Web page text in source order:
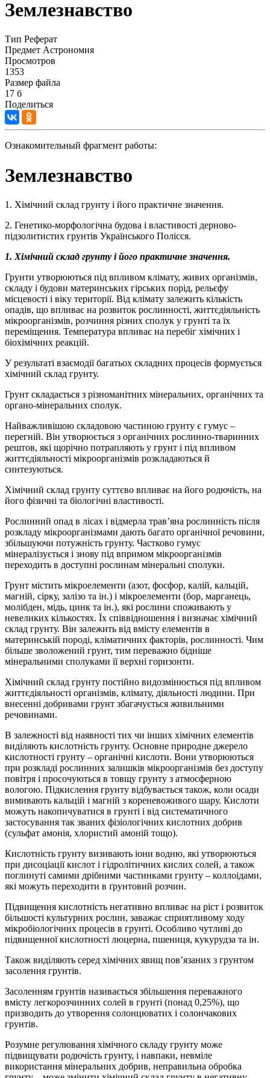
Землезнавство
Тип Реферат
Предмет Астрономия
Просмотров
1353
Размер файла
17 б
Поделиться
Ознакомительный фрагмент работы:
Землезнавство
1. Хімічний склад грунту і його практичне значення.
2. Генетико-морфологічна будова і властивості дерново-
підзолитистих грунтів Українського Полісся.
1. Хімічний склад грунту і його практичне значення.
Грунти утворюються під впливом клімату, живих організмів,
складу і будови материнських гірських порід, рельєфу
місцевості і віку території. Від клімату залежить кількість
опадів, що впливає на розвиток рослинності, життєдіяльність
мікроорганізмів, розчиння різних сполук у грунті та їх
переміщення. Температура впливає на перебіг хімічних і
біохімічних реакцій.
У результаті взаємодії багатьох складних процесів формується
хімічний склад грунту.
Грунт складається з різноманітних мінеральних, органічних та
органо-мінеральних сполук.
Найважливішою складовою частиною грунту є гумус –
перегній. Він утворюється з органічних рослинно-тваринних
рештов, які щорічно потрапляють у грунт і під впливом
життєдіяльності мікроорганізмів розкладаються й
синтезуються.
Хімічний склад грунту суттєво впливає на його родючість, на
його фізичні та біологічні властивості.
Рослинний опад в лісах і відмерла трав’яна рослинність після
розкладу мікроорганізмами дають багато органічної речовини,
збільшуючи потужність грунту. Частково гумус
мінералізується і знову під впримом мікроорганізмів
переходить в доступні рослинам мінеральні сполуки.
Грунт містить мікроелементи (азот, фосфор, калій, кальцій,
магній, сірку, залізо та ін.) і мікроелементи (бор, марганець,
молібден, мідь, цинк та ін.), які рослини споживають у
невеликих кількостях. Їх співвідношення і визначає хімічний
склад грунту. Він залежить від вмісту елементів в
материнській породі, кліматичних факторів, рослинності. Чим
більше зволожений грунт, тим переважно бідніше
мінеральними сполуками її верхні горизонти.
Хімічний склад грунту постійно видозмінюється під впливом
життєдіяльності організмів, клімату, діяльності людини. При
внесенні добривами грунт збагачується живильними
речовинами.
В залежності від наявності тих чи інших хімічних елементів
виділяють кислотність грунту. Основне природне джерело
кислотності грунту – органічні кислоти. Вони утворюються
при розкладі рослинних залишків мікроорганізмів без доступу
повітря і просочуються в товщу грунту з атмосферною
вологою. Підкислення грунту відбувається також, коли осади
вимивають кальцій і магній з кореневоживого шару. Кислоти
можуть накопичуватися в грунті і від систематичного
застосування так званих фізіологічних кислотних добрив
(сульфат амонія, хлористий амоній тощо).
Кислотність грунту визивають іони водню, які утворюються
при дисоціації кислот і гідролітичних кислих солей, а також
поглинуті самими дрібними частинками грунту – коллоідами,
які можуть переходити в ґрунтовий розчин.
Підвищення кислотність негативно впливає на ріст і розвиток
більшості культурних рослин, заважає сприятливому ходу
мікробіологічних процесів в грунті. Особливо чутливі до
підвищенної кислотності люцерна, пшениця, кукурудза та ін.
Також виділяють серед хімічних явищ пов’язаних з грунтом
засолення грунтів.
Засоленням грунтів називається збільшення переважного
вмісту легкорозчинних солей в грунті (понад 0,25%), що
призводить до утворення солонцюватих і солончакових
грунтів.
Розумне регулювання хімічного складу грунту може
підвищувати родючість грунту, і навпаки, невміле
використання мінеральних добрив, неправильна обробка